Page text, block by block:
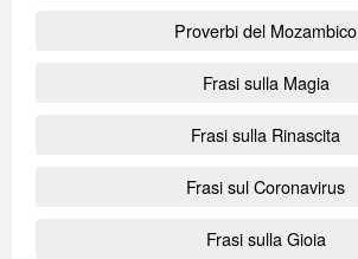
Proverbi del Mozambico
Frasi sulla Magia
Frasi sulla Rinascita
Frasi sul Coronavirus
Frasi sulla Gioia